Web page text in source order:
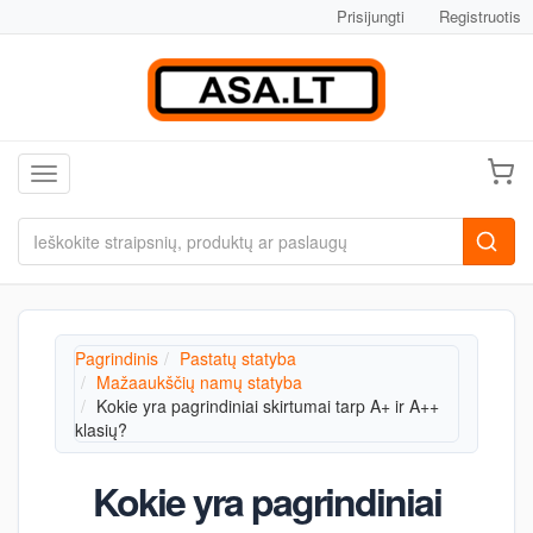
Prisijungti Registruotis
Toggle navigation
Pagrindinis
Pastatų statyba
Mažaaukščių namų statyba
Kokie yra pagrindiniai skirtumai tarp A+ ir A++
klasių?
Kokie yra pagrindiniai